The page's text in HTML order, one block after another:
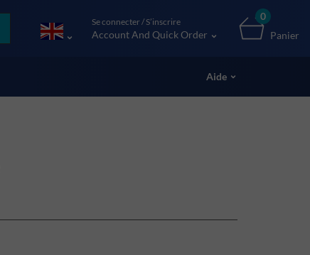
Se connecter / S’inscrire
Account And Quick Order
0
Panier
Aide